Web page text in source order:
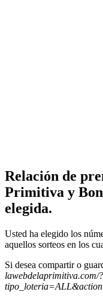
Relación de
Primitiva y
elegida.
Usted ha elegido los
aquellos sorteos en los
Si desea compartir o
lawebdelaprimitiva.com/?